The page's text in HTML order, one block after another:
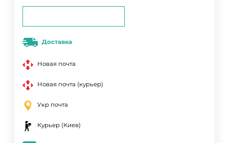
Доставка
Новая почта
Новая почта (курьер)
Укр почта
Курьер (Киев)